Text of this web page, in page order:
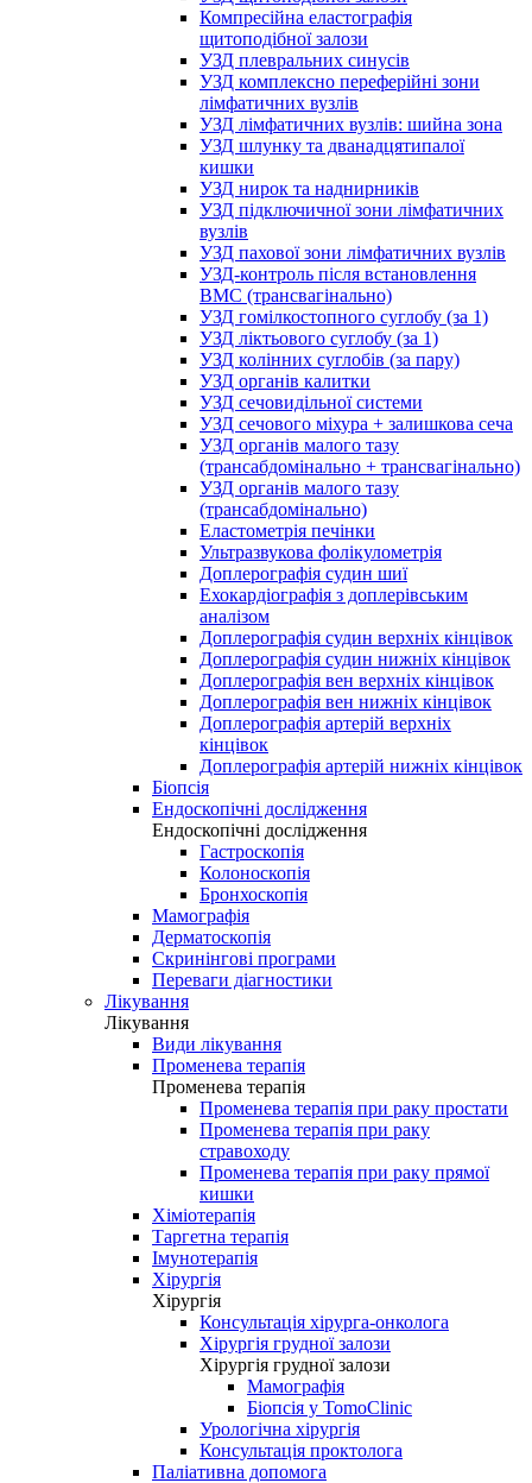
Компресійна еластографія
щитоподібної залози
УЗД плевральних синусів
УЗД комплексно переферійні зони
лімфатичних вузлів
УЗД лімфатичних вузлів: шийна зона
УЗД шлунку та дванадцятипалої
кишки
УЗД нирок та наднирників
УЗД підключичної зони лімфатичних
вузлів
УЗД пахової зони лімфатичних вузлів
УЗД-контроль після встановлення
ВМС (трансвагінально)
УЗД гомілкостопного суглобу (за 1)
УЗД ліктьового суглобу (за 1)
УЗД колінних суглобів (за пару)
УЗД органів калитки
УЗД сечовидільної системи
УЗД сечового міхура + залишкова сеча
УЗД органів малого тазу
(трансабдомінально + трансвагінально)
УЗД органів малого тазу
(трансабдомінально)
Еластометрія печінки
Ультразвукова фолікулометрія
Доплерографія судин шиї
Ехокардіографія з доплерівським
аналізом
Доплерографія судин верхніх кінцівок
Доплерографія судин нижніх кінцівок
Доплерографія вен верхніх кінцівок
Доплерографія вен нижніх кінцівок
Доплерографія артерій верхніх
кінцівок
Доплерографія артерій нижніх кінцівок
Біопсія
Ендоскопічні дослідження
Ендоскопічні дослідження
Гастроскопія
Колоноскопія
Бронхоскопія
Мамографія
Дерматоскопія
Скринінгові програми
Переваги діагностики
Лікування
Лікування
Види лікування
Променева терапія
Променева терапія
Променева терапія при раку простати
Променева терапія при раку
стравоходу
Променева терапія при раку прямої
кишки
Хіміотерапія
Таргетна терапія
Імунотерапія
Хірургія
Хірургія
Консультація хірурга-онколога
Хірургія грудної залози
Хірургія грудної залози
Мамографія
Біопсія у TomoClinic
Урологічна хірургія
Консультація проктолога
Паліативна допомога